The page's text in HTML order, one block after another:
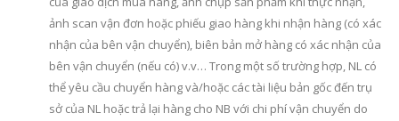
ảnh scan vận đơn hoặc phiếu giao hàng khi nhận hàng (có xác
nhận của bên vận chuyển), biên bản mở hàng có xác nhận của
bên vận chuyển (nếu có) v.v… Trong một số trường hợp, NL có
thể yêu cầu chuyển hàng và/hoặc các tài liệu bản gốc đến trụ
sở của NL hoặc trả lại hàng cho NB với chi phí vận chuyển do